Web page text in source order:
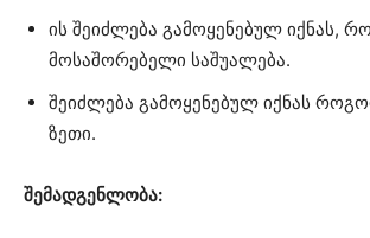
ის შეიძლება გამოყენებულ იქნას,
მოსაშორებელი საშუალება.
შეიძლება გამოყენებულ იქნას
ზეთი.
შემადგენლობა: